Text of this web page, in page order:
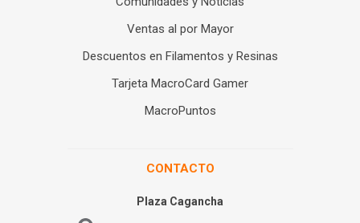
Ventas al por Mayor
Descuentos en Filamentos y Resinas
Tarjeta MacroCard Gamer
MacroPuntos
CONTACTO
Plaza Cagancha